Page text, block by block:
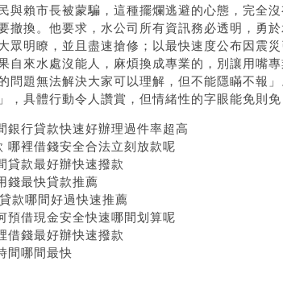
與賴市長被蒙騙，這種擺爛逃避的心態，完全
撤換。他要求，水公司所有資訊務必透明，勇
眾明瞭，並且盡速搶修；以最快速度公布因震災
自來水處沒能人，麻煩換成專業的，別讓用嘴
問題無法解決大家可以理解，但不能隱瞞不報
，具體行動令人讚賞，但情緒性的字眼能免則
銀行貸款快速好辦理過件率超高
哪裡借錢安全合法立刻放款呢
貸款最好辦快速撥款
錢最快貸款推薦
款哪間好過快速推薦
預借現金安全快速哪間划算呢
借錢最好辦快速撥款
間哪間最快